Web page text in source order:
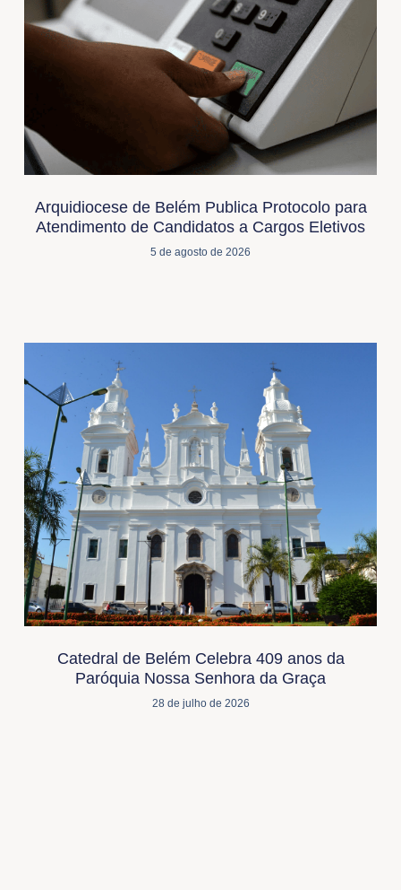
Arquidiocese de Belém Publica Protocolo para
Atendimento de Candidatos a Cargos Eletivos
5 de agosto de 2026
Catedral de Belém Celebra 409 anos da
Paróquia Nossa Senhora da Graça
28 de julho de 2026